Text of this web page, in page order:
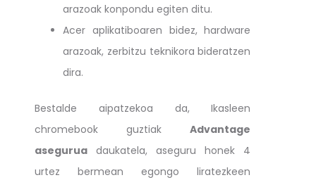
arazoak konpondu egiten ditu.
Acer aplikatiboaren bidez, hardware
arazoak, zerbitzu teknikora bideratzen
dira.
Bestalde aipatzekoa da, Ikasleen
chromebook guztiakAdvantage
aseguruadaukatela, aseguru honek 4
urtez bermean egongo liratezkeen